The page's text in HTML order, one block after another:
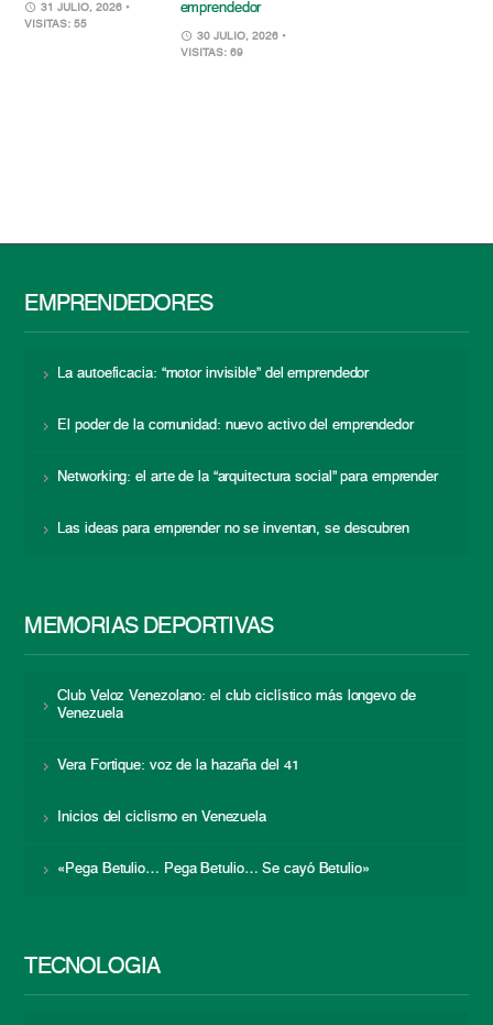
31 JULIO, 2026 •
VISITAS: 55
emprendedor
30 JULIO, 2026 •
VISITAS: 69
EMPRENDEDORES
La autoeficacia: “motor invisible” del emprendedor
El poder de la comunidad: nuevo activo del emprendedor
Networking: el arte de la “arquitectura social” para emprender
Las ideas para emprender no se inventan, se descubren
MEMORIAS DEPORTIVAS
Club Veloz Venezolano: el club ciclístico más longevo de
Venezuela
Vera Fortique: voz de la hazaña del 41
Inicios del ciclismo en Venezuela
«Pega Betulio… Pega Betulio… Se cayó Betulio»
TECNOLOGÍA